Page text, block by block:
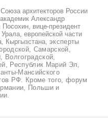
архитекторов России
Александр
вице-президент
европейской части
Кыргызстана, эксперты
Самарской,
Волгоградской,
Республик Марий Эл,
Мансийского
РФ. Кроме того, форум
Польши и